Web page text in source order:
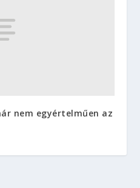
nem egyértelműen az